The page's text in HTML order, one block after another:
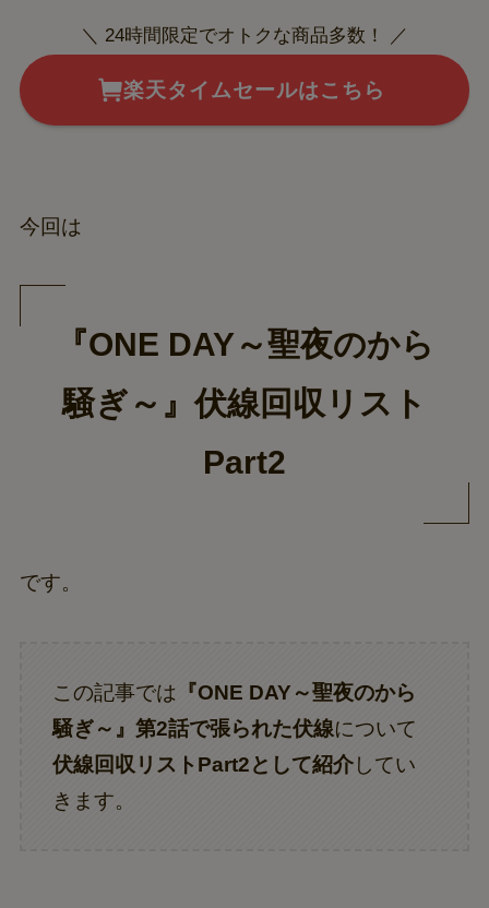
＼ 24時間限定でオトクな商品多数！ ／
楽天タイムセールはこちら
今回は
『ONE DAY～聖夜のから
騒ぎ～』伏線回収リスト
Part2
です。
この記事では
『ONE DAY～聖夜のから
騒ぎ～』第2話で張られた伏線について
伏線回収リストPart2として紹介してい
きます。